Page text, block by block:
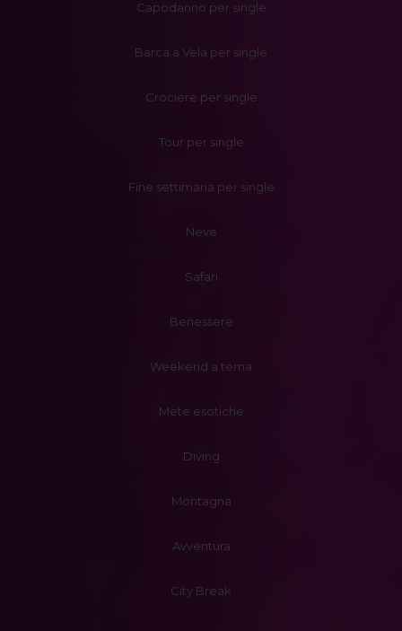
Capodanno per single
Barca a Vela per single
Crociere per single
Tour per single
Fine settimana per single
Neve
Safari
Benessere
Weekend a tema
Mete esotiche
Diving
Montagna
Avventura
City Break